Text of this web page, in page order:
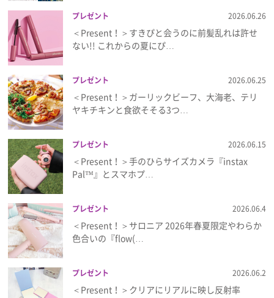
プレゼント 2026.06.26
＜Present！＞すきぴと会うのに前髪乱れは許せ
ない!! これからの夏にぴ…
プレゼント 2026.06.25
＜Present！＞ガーリックビーフ、大海老、テリ
ヤキチキンと食欲そそる3つ…
プレゼント 2026.06.15
＜Present！＞手のひらサイズカメラ『instax
Pal™』とスマホプ…
プレゼント 2026.06.4
＜Present！＞サロニア 2026年春夏限定やわらか
色合いの『flow(…
プレゼント 2026.06.2
＜Present！＞クリアにリアルに映し反射率